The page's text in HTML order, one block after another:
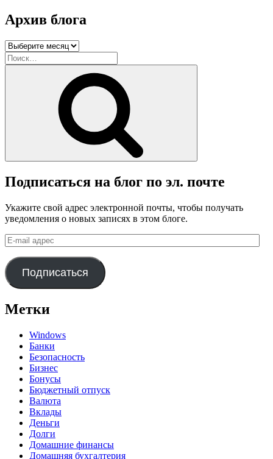
Архив блога
Архив
блога
Искать:
Подписаться на блог по эл. почте
Укажите свой адрес электронной почты, чтобы получать
уведомления о новых записях в этом блоге.
E-
mail
адрес
Подписаться
Метки
Windows
Банки
Безопасность
Бизнес
Бонусы
Бюджетный отпуск
Валюта
Вклады
Деньги
Долги
Домашние финансы
Домашняя бухгалтерия